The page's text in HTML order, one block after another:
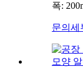
폭:
문의 세